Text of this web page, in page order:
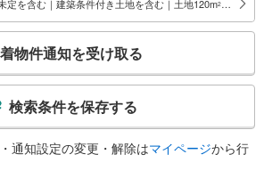
定を含む｜建築条件付き土地を含む｜土地120m2 以上
物件通知を受け取る
検索条件を保存する
通知設定の変更・解除はマイページから行